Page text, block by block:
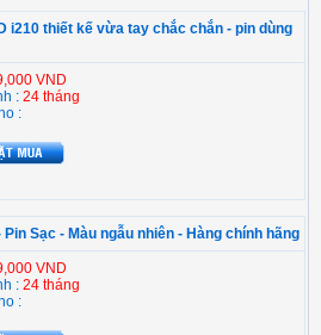
i210 thiết kế vừa tay chắc chắn - pin dùng
VND
: 24 tháng
:
Sạc - Màu ngẫu nhiên - Hàng chính hãng
VND
: 24 tháng
: